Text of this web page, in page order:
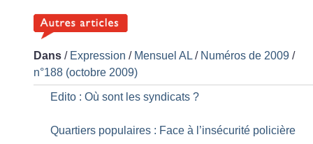
Dans / Expression / Mensuel AL / Numéros de 2009 /
n°188 (octobre 2009)
Edito : Où sont les syndicats ?
Quartiers populaires : Face à l’insécurité policière